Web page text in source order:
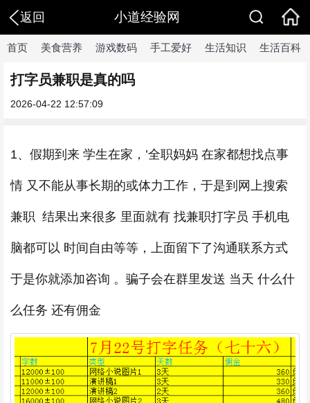
返回 小道经验网
首页 美食营养 游戏数码 手工爱好 生活知识 生活百科
打字员兼职是真的吗
2026-04-22 12:57:09
1、假期到来 学生在家，’全职妈妈 在家都想找点事
情 又不能从事长期的或体力工作，于是到网上搜索
兼职 结果出来很多 里面就有 找兼职打字员 手机电
脑都可以 时间自由等等，上面留下了沟通联系方式
于是你就添加咨询 。骗子会在群里发送 当天 什么什
么任务 还有佣金